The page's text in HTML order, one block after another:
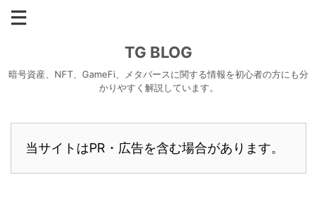
TG BLOG
暗号資産、NFT、GameFi、メタバースに関する情報を初心者の方にも分
かりやすく解説しています。
当サイトはPR・広告を含む場合があります。